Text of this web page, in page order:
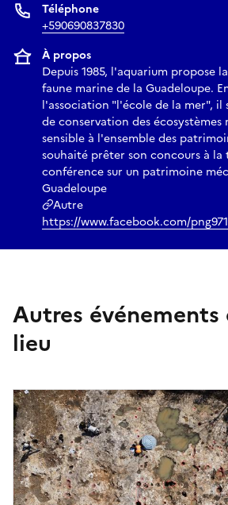
Téléphone
+590690837830
À propos
Depuis 1985, l'aquarium propose
faune marine de la Guadeloupe.
l'association "l'école de la mer", il
de conservation des écosystèmes
sensible à l'ensemble des
souhaité prêter son concours à
conférence sur un patrimoine
Guadeloupe
Autre
https://www.facebook.com/
Autres événements
lieu